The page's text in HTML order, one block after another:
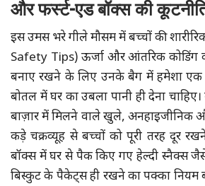
और फर्स्ट-एड बॉक्स की
इस उमस भरे गीले मौसम में बच्चों की
Safety Tips) ऊर्जा और आंतरिक कोडिंग
बनाए रखने के लिए उनके बैग में हमेशा एक
बोतल में घर का उबला पानी ही देना
बाज़ार में मिलने वाले खुले, अनहाइजीनिक
कड़े चक्रव्यूह से बच्चों को पूरी तरह दूर
बॉक्स में घर से पैक किए गए हेल्दी स्नैक्स जैसे
बिस्कुट के पैकेट्स ही रखने का पक्का नियम